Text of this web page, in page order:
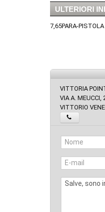
ULTERIORI
7,65PARA-
VITTORIA
VIA A. MEUCCI,
VITTORIO